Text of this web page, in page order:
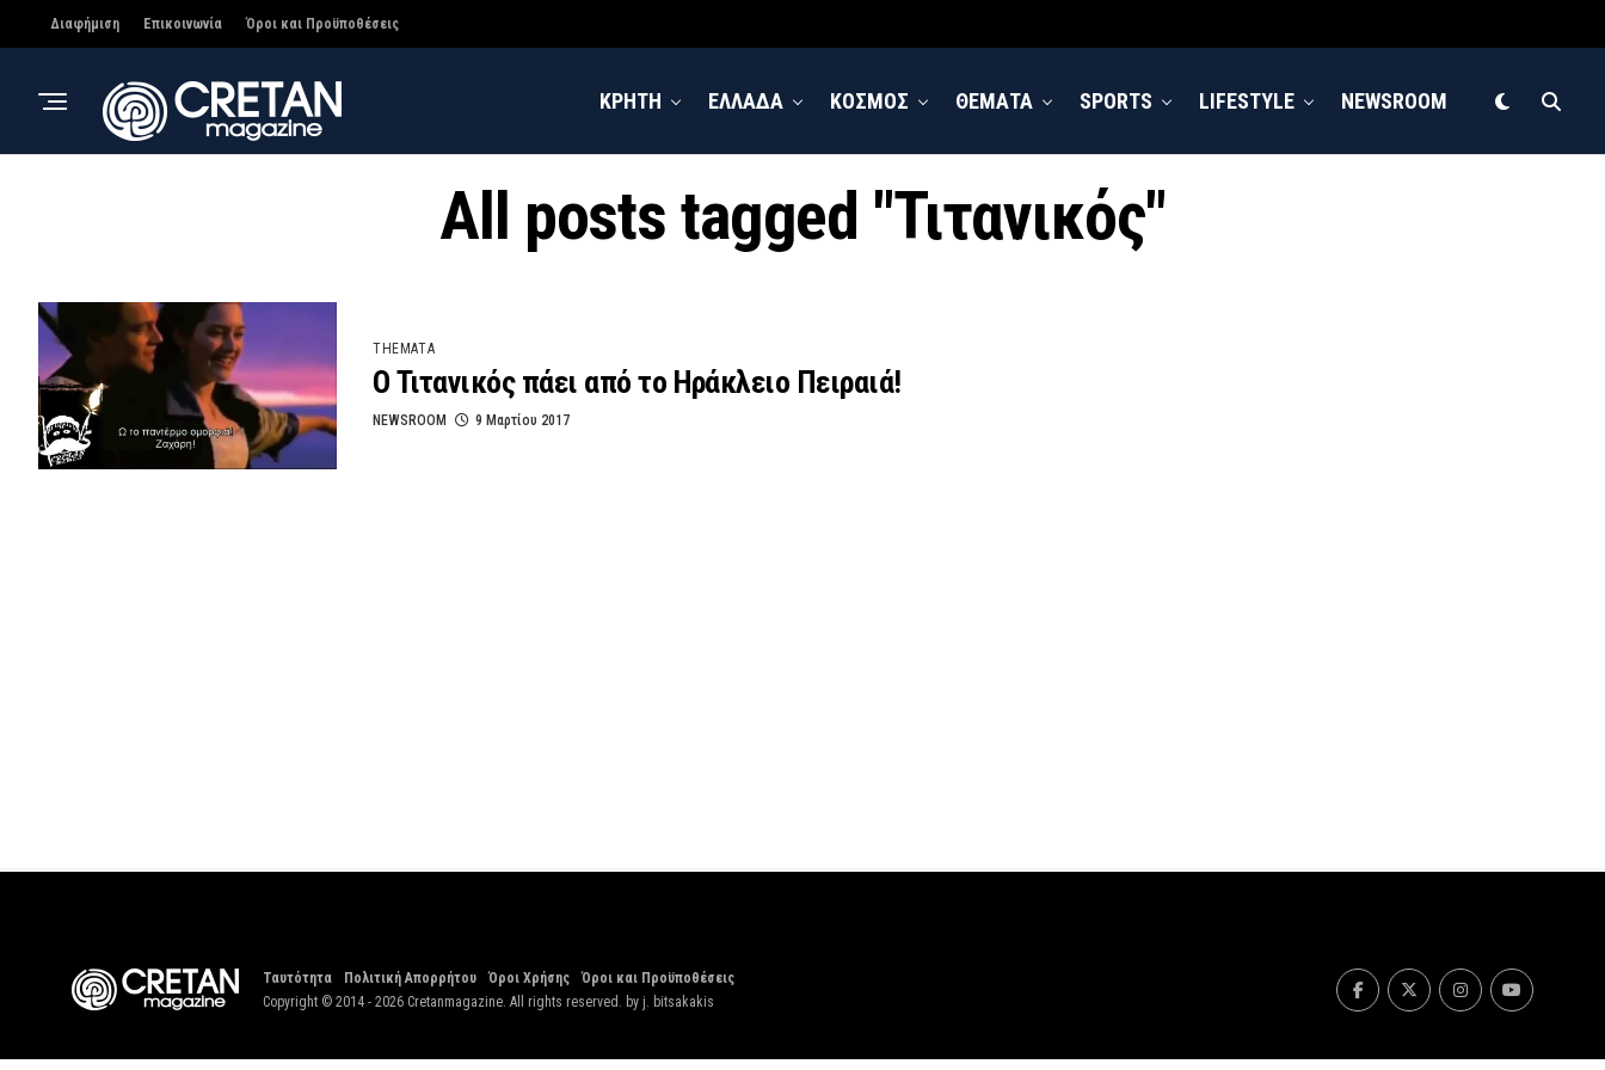
Διαφήμιση Επικοινωνία Όροι και Προϋποθέσεις
ΚΡΗΤΗ ΕΛΛΑΔΑ ΚΟΣΜΟΣ ΘΕΜΑΤΑ SPORTS LIFESTYLE NEWSROOM
All posts tagged "Τιτανικός"
THEMATA
O Τιτανικός πάει από το Ηράκλειο Πειραιά!
NEWSROOM 9 Μαρτίου 2017
Ταυτότητα Πολιτική Απορρήτου Όροι Χρήσης
Όροι και Προϋποθέσεις
Copyright © 2014 - 2026 Cretanmagazine. All rights reserved. by j. bitsakakis